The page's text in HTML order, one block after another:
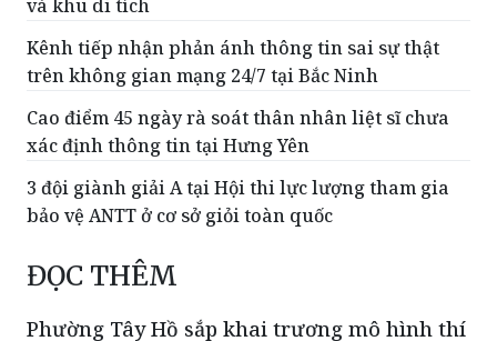
và khu di tích
Kênh tiếp nhận phản ánh thông tin sai sự thật
trên không gian mạng 24/7 tại Bắc Ninh
Cao điểm 45 ngày rà soát thân nhân liệt sĩ chưa
xác định thông tin tại Hưng Yên
3 đội giành giải A tại Hội thi lực lượng tham gia
bảo vệ ANTT ở cơ sở giỏi toàn quốc
ĐỌC THÊM
Phường Tây Hồ sắp khai trương mô hình thí